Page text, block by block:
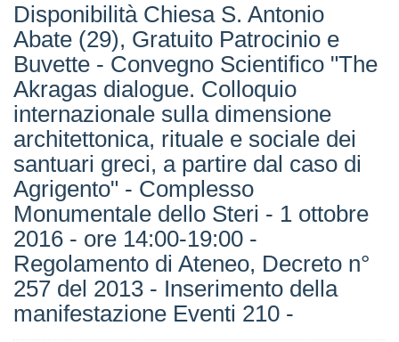
Disponibilità Chiesa S. Antonio
Abate (29), Gratuito Patrocinio e
Buvette - Convegno Scientifico "The
Akragas dialogue. Colloquio
internazionale sulla dimensione
architettonica, rituale e sociale dei
santuari greci, a partire dal caso di
Agrigento" - Complesso
Monumentale dello Steri - 1 ottobre
2016 - ore 14:00-19:00 -
Regolamento di Ateneo, Decreto n°
257 del 2013 - Inserimento della
manifestazione Eventi 210 -